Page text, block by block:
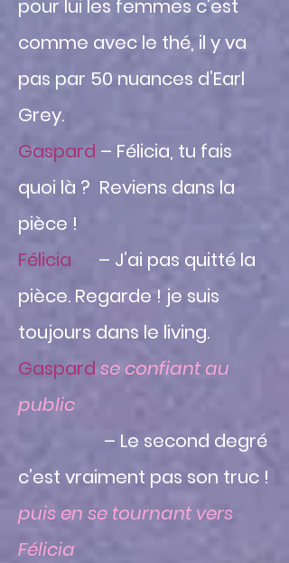
pour lui les femmes c’est
comme avec le thé, il y va
pas par 50 nuances d’Earl
Grey.
Gaspard – Félicia, tu fais
quoi là ? Reviens dans la
pièce !
Félicia
– J’ai pas quitté la
pièce. Regarde ! je suis
toujours dans le living.
Gaspard se confiant au
public
– Le second degré
c’est vraiment pas son truc !
puis en se tournant vers
Félicia